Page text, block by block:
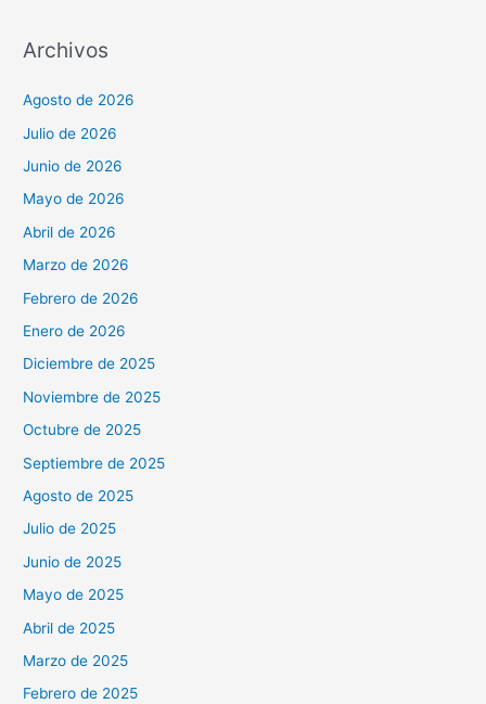
Archivos
Agosto de 2026
Julio de 2026
Junio de 2026
Mayo de 2026
Abril de 2026
Marzo de 2026
Febrero de 2026
Enero de 2026
Diciembre de 2025
Noviembre de 2025
Octubre de 2025
Septiembre de 2025
Agosto de 2025
Julio de 2025
Junio de 2025
Mayo de 2025
Abril de 2025
Marzo de 2025
Febrero de 2025